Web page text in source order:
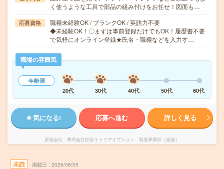
く使うような工具で部品の組み付けをお任せ！図面も…
応募資格
職種未経験OK / ブランクOK / 英語力不要
◆未経験OK！〇まずは事前登録だけでもOK！履歴書不要
で気軽にオンライン登録★氏名・職種などを入力す…
職場の雰囲気
年齢層
20代
30代 40代 50代 60代
気になる! 応募へ進む 詳しく見る
派遣会社 株式会社綜合キャリアオプション 製造事業部（全国）
未読 掲載日 2026/08/05